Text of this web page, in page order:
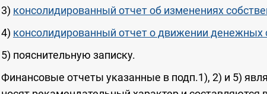
3) консолидированный отчет об изменениях
4) консолидированный отчет о движении денежных
5) пояснительную записку.
Финансовые отчеты указанные в подп.1), 2) и 5)